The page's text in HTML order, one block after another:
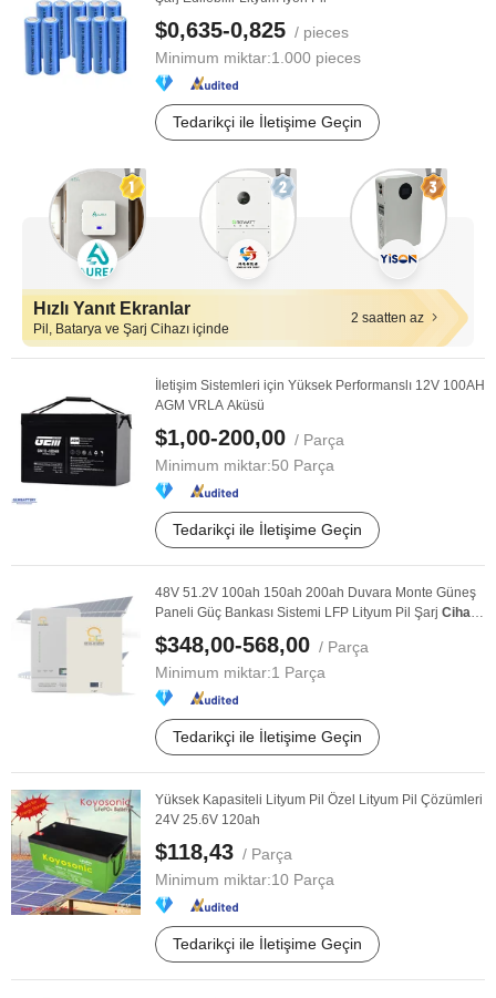
$0,635-0,825 / pieces
Minimum miktar:1.000 pieces
Tedarikçi ile İletişime Geçin
Hızlı Yanıt Ekranlar
Pil, Batarya ve Şarj Cihazı içinde
2 saatten az
İletişim Sistemleri için Yüksek Performanslı 12V 100AH
AGM VRLA Aküsü
$1,00-200,00 / Parça
Minimum miktar:50 Parça
Tedarikçi ile İletişime Geçin
48V 51.2V 100ah 150ah 200ah Duvara Monte Güneş
Paneli Güç Bankası Sistemi LFP Lityum Pil Şarj Cihazı
...
$348,00-568,00 / Parça
Minimum miktar:1 Parça
Tedarikçi ile İletişime Geçin
Yüksek Kapasiteli Lityum Pil Özel Lityum Pil Çözümleri
24V 25.6V 120ah
$118,43 / Parça
Minimum miktar:10 Parça
Tedarikçi ile İletişime Geçin